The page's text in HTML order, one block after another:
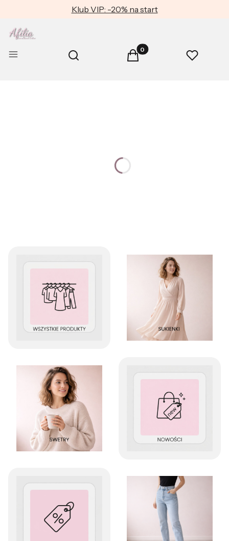
Klub VIP: -20% na start
Menu Otwórz wyszukiwarkę
Szukaj Produkty w koszyku: 0.
Koszyk Ulubione